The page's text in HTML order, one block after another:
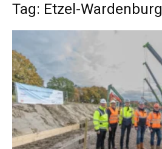
Tag: Etzel-Wardenburg